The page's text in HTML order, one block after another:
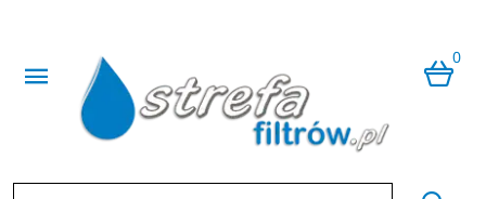
0
​